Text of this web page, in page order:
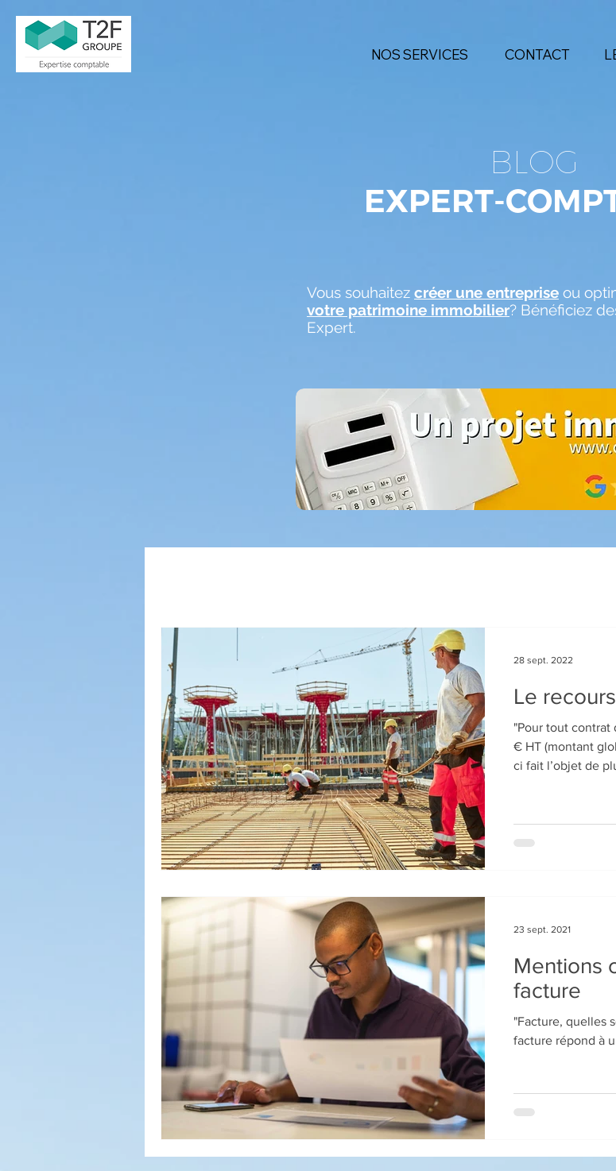
NOS SERVICES CONTACT
BLOG
EXPERT-
Vous souhaitez créer une entreprise ou
votre patrimoine immobilier? Bénéficiez
Expert.
Le
"Pour tout contrat
€ HT (montant global de la prestation
ci fait l’objet de
28 sept. 2022
Mentions
facture
"Facture, quelles
facture répond à
23 sept. 2021